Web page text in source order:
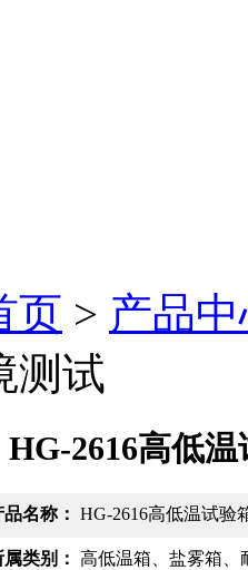
页 > 产品
测试
HG-2616高低
品名称： HG-2616高低温试验
属类别： 高低温箱、盐雾箱、